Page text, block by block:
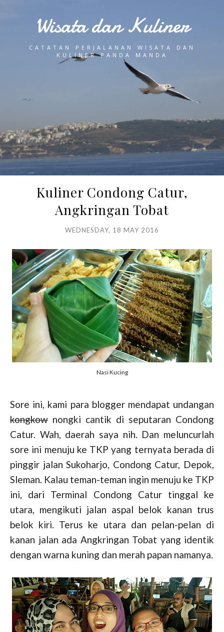
Wisata dan Kuliner
CATATAN PERJALANAN WISATA DAN
KULINER PANDA MANDA
Kuliner Condong Catur,
Angkringan Tobat
WEDNESDAY, 18 MAY 2016
Nasi Kucing
Sore ini, kami para blogger mendapat undangan
kongkow nongki cantik di seputaran Condong
Catur. Wah, daerah saya nih. Dan meluncurlah
sore ini menuju ke TKP yang ternyata berada di
pinggir jalan Sukoharjo, Condong Catur, Depok,
Sleman. Kalau teman-teman ingin menuju ke TKP
ini, dari Terminal Condong Catur tinggal ke
utara, mengikuti jalan aspal belok kanan trus
belok kiri. Terus ke utara dan pelan-pelan di
kanan jalan ada Angkringan Tobat yang identik
dengan warna kuning dan merah papan namanya.